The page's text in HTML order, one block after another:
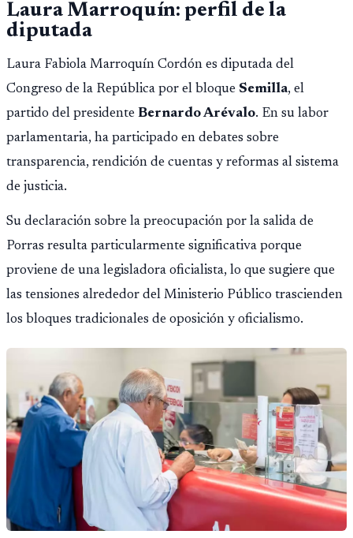
Laura Marroquín: perfil de la
diputada
Laura Fabiola Marroquín Cordón es diputada del
Congreso de la República por el bloque Semilla, el
partido del presidente Bernardo Arévalo. En su labor
parlamentaria, ha participado en debates sobre
transparencia, rendición de cuentas y reformas al sistema
de justicia.
Su declaración sobre la preocupación por la salida de
Porras resulta particularmente significativa porque
proviene de una legisladora oficialista, lo que sugiere que
las tensiones alrededor del Ministerio Público trascienden
los bloques tradicionales de oposición y oficialismo.